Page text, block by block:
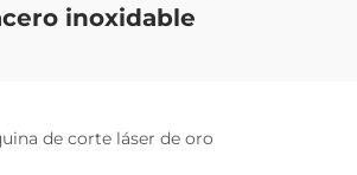
inoxidable
de corte láser de oro